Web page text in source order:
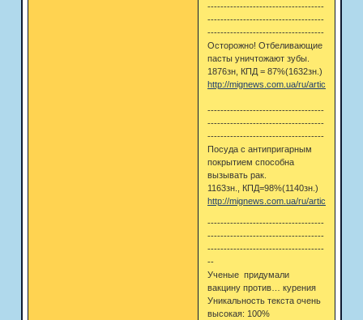
------------------------------------
------------------------------------
------------------------------------
Осторожно! Отбеливающие
пасты уничтожают зубы.
1876зн, КПД = 87%(1632зн.)
http://mignews.com.ua/ru/articles/
------------------------------------
------------------------------------
------------------------------------
Посуда с антипригарным
покрытием способна
вызывать рак.
1163зн., КПД=98%(1140зн.)
http://mignews.com.ua/ru/articles/
------------------------------------
------------------------------------
------------------------------------
--
Ученые придумали
вакцину против… курения
Уникальность текста очень
высокая: 100%